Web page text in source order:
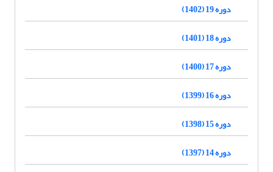
دوره 19 (1402)
دوره 18 (1401)
دوره 17 (1400)
دوره 16 (1399)
دوره 15 (1398)
دوره 14 (1397)